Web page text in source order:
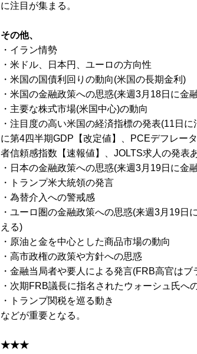
に注目が集まる。
その他、
・イラン情勢
・米ドル、日本円、ユーロの方向性
・米国の国債利回りの動向(米国の長期金利)
・米国の金融政策への思惑(来週3月18日に金
・主要な株式市場(米国中心)の動向
・注目度の高い米国の経済指標の発表(11日
に第4四半期GDP【改定値】、PCEデフレー
者信頼感指数【速報値】、JOLTS求人の発表
・日本の金融政策への思惑(来週3月19日に金
・トランプ米大統領の発言
・為替介入への警戒感
・ユーロ圏の金融政策への思惑(来週3月19日
える)
・原油と金を中心とした商品市場の動向
・高市政権の政策や方針への思惑
・金融当局者や要人による発言(FRB高官は
・次期FRB議長に指名されたウォーシュ氏へ
・トランプ関税を巡る動き
などが重要となる。
★★★